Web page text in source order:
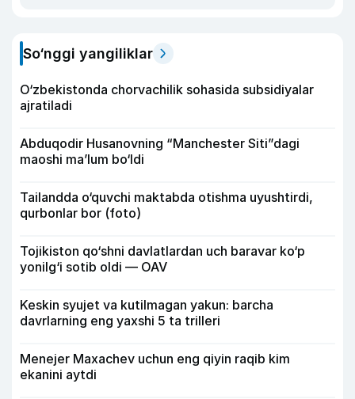
So‘nggi yangiliklar
O‘zbekistonda chorvachilik sohasida subsidiyalar
ajratiladi
Abduqodir Husanovning “Manchester Siti”dagi
maoshi ma’lum bo‘ldi
Tailandda o‘quvchi maktabda otishma uyushtirdi,
qurbonlar bor (foto)
Tojikiston qo‘shni davlatlardan uch baravar ko‘p
yonilg‘i sotib oldi — OAV
Keskin syujet va kutilmagan yakun: barcha
davrlarning eng yaxshi 5 ta trilleri
Menejer Maxachev uchun eng qiyin raqib kim
ekanini aytdi